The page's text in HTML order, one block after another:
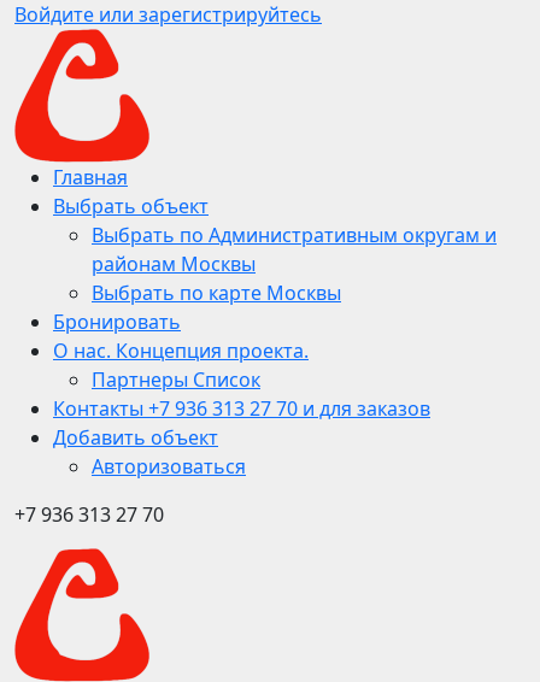
Войдите или зарегистрируйтесь
Главная
Выбрать объект
Выбрать по Административным округам и
районам Москвы
Выбрать по карте Москвы
Бронировать
О нас. Концепция проекта.
Партнеры Список
Контакты +7 936 313 27 70 и для заказов
Добавить объект
Авторизоваться
+7 936 313 27 70